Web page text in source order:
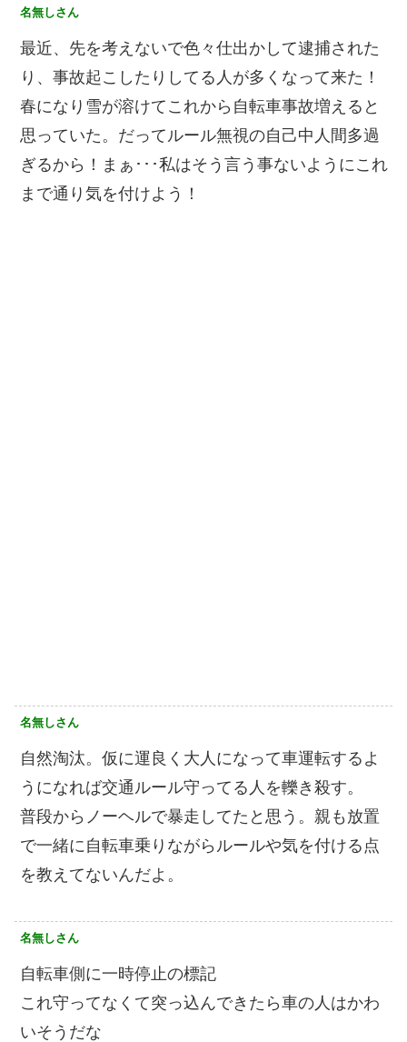
名無しさん
最近、先を考えないで色々仕出かして逮捕された
り、事故起こしたりしてる人が多くなって来た！
春になり雪が溶けてこれから自転車事故増えると
思っていた。だってルール無視の自己中人間多過
ぎるから！まぁ･･･私はそう言う事ないようにこれ
まで通り気を付けよう！
名無しさん
自然淘汰。仮に運良く大人になって車運転するよ
うになれば交通ルール守ってる人を轢き殺す。
普段からノーヘルで暴走してたと思う。親も放置
で一緒に自転車乗りながらルールや気を付ける点
を教えてないんだよ。
名無しさん
自転車側に一時停止の標記
これ守ってなくて突っ込んできたら車の人はかわ
いそうだな